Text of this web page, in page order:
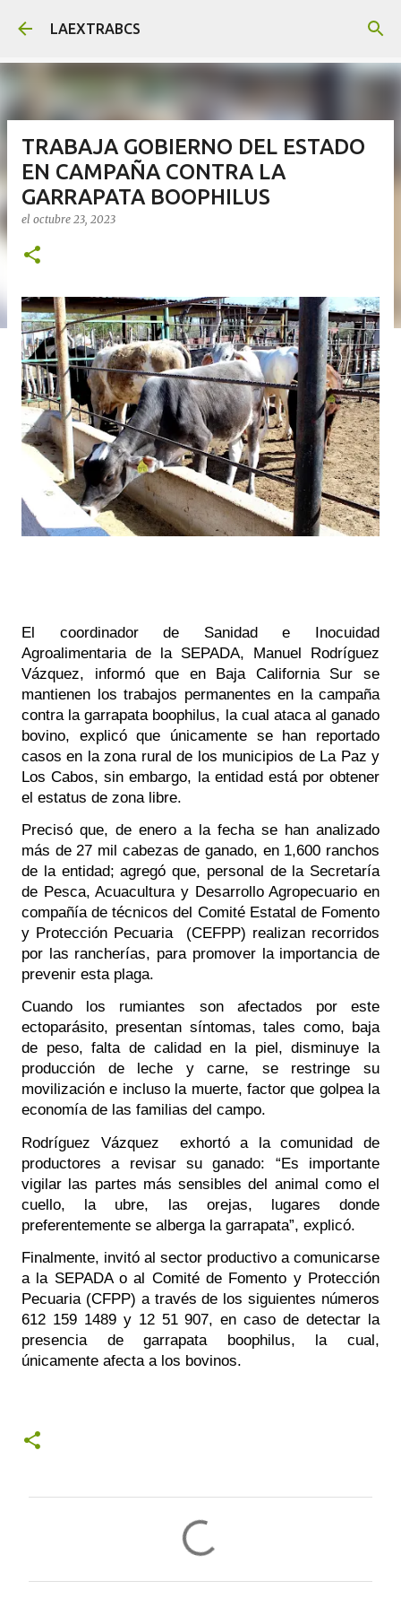
Ir al contenido principal
LAEXTRABCS
TRABAJA GOBIERNO DEL ESTADO
EN CAMPAÑA CONTRA LA
GARRAPATA BOOPHILUS
el octubre 23, 2023
El coordinador de Sanidad e Inocuidad
Agroalimentaria de la SEPADA, Manuel Rodríguez
Vázquez, informó que en Baja California Sur se
mantienen los trabajos permanentes en la campaña
contra la garrapata boophilus, la cual ataca al ganado
bovino, explicó que únicamente se han reportado
casos en la zona rural de los municipios de La Paz y
Los Cabos, sin embargo, la entidad está por obtener
el estatus de zona libre.
Precisó que, de enero a la fecha se han analizado
más de 27 mil cabezas de ganado, en 1,600 ranchos
de la entidad; agregó que, personal de la Secretaría
de Pesca, Acuacultura y Desarrollo Agropecuario en
compañía de técnicos del Comité Estatal de Fomento
y Protección Pecuaria  (CEFPP) realizan recorridos
por las rancherías, para promover la importancia de
prevenir esta plaga.
Cuando los rumiantes son afectados por este
ectoparásito, presentan síntomas, tales como, baja
de peso, falta de calidad en la piel, disminuye la
producción de leche y carne, se restringe su
movilización e incluso la muerte, factor que golpea la
economía de las familias del campo.
Rodríguez Vázquez  exhortó a la comunidad de
productores a revisar su ganado: “Es importante
vigilar las partes más sensibles del animal como el
cuello, la ubre, las orejas, lugares donde
preferentemente se alberga la garrapata”, explicó.
Finalmente, invitó al sector productivo a comunicarse
a la SEPADA o al Comité de Fomento y Protección
Pecuaria (CFPP) a través de los siguientes números
612 159 1489 y 12 51 907, en caso de detectar la
presencia de garrapata boophilus, la cual,
únicamente afecta a los bovinos.